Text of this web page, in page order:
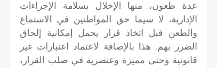
عدة طعون، منها الإخلال بسلامة الإجراءات
الإدارية، لا سيما حق المواطنين في الاستماع
والطعن قبل اتخاذ قرار يحمل إمكانية إلحاق
الضرر بهم. هذا بالإضافة لاعتماد اعتبارات غير
قانونية وحتى مميزة وعنصرية في صلب القرار،